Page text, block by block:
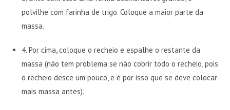
polvilhe com farinha de trigo. Coloque a maior parte da
massa.
4. Por cima, coloque o recheio e espalhe o restante da
massa (não tem problema se não cobrir todo o recheio, pois
o recheio desce um pouco, e é por isso que se deve colocar
mais massa antes).